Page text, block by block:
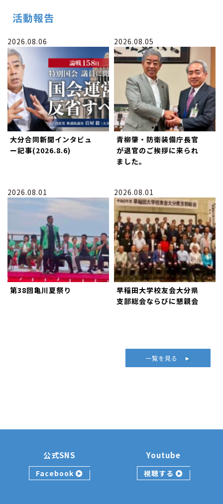
活動報告
2026.08.06
大分合同新聞インタビュ
ー記事(2026.8.6)
2026.08.05
青柳肇・防衛装備庁長官
が退官のご挨拶に来られ
ました。
2026.08.01
第38回亀川夏祭り
2026.08.01
早稲田大学校友会大分県
支部総会ならびに懇親会
一覧を見る
公式SNS
Facebook
Youtube
視聴する